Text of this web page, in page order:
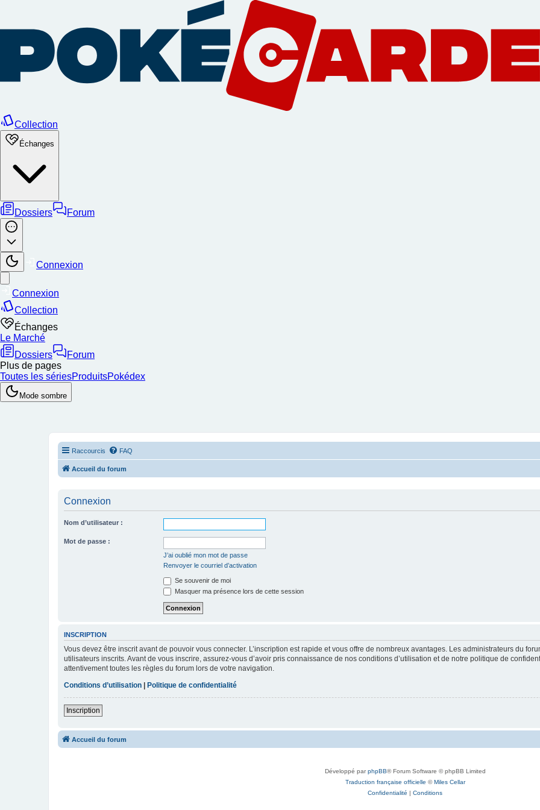
Raccourcis FAQ
Accueil du forum
Connexion
Nom d’utilisateur :
Mot de passe :
J’ai oublié mon mot de passe
Renvoyer le courriel d’activation
Se souvenir de moi
Masquer ma présence lors de cette session
INSCRIPTION
Vous devez être inscrit avant de pouvoir vous connecter. L’inscription est rapide et vous offre de nombreux avantages. Les administrateurs du
utilisateurs inscrits. Avant de vous inscrire, assurez-vous d’avoir pris connaissance de nos conditions d’utilisation et de notre politique de
attentivement toutes les règles du forum lors de votre navigation.
Conditions d’utilisation | Politique de confidentialité
Inscription
Accueil du forum
Développé parphpBB® Forum Software © phpBB Limited
Traduction française officielle ©Miles Cellar
Confidentialité | Conditions